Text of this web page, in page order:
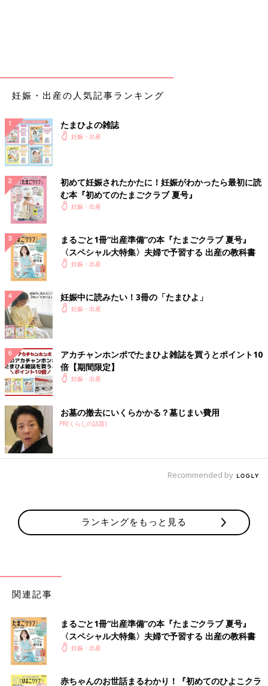
妊娠・出産の人気記事ランキング
たまひよの雑誌
妊娠・出産
初めて妊娠されたかたに！妊娠がわかったら最初に読
む本『初めてのたまごクラブ 夏号』
妊娠・出産
まるごと1冊“出産準備”の本『たまごクラブ 夏号』
〈スペシャル大特集〉夫婦で予習する 出産の教科書
妊娠・出産
妊娠中に読みたい！3冊の「たまひよ」
妊娠・出産
アカチャンホンポでたまひよ雑誌を買うとポイント10
倍【期間限定】
妊娠・出産
お墓の撤去にいくらかかる？墓じまい費用
PR(くらしの話題)
Recommended by
ランキングをもっと見る
関連記事
まるごと1冊“出産準備”の本『たまごクラブ 夏号』
〈スペシャル大特集〉夫婦で予習する 出産の教科書
妊娠・出産
赤ちゃんのお世話まるわかり！『初めてのひよこクラ